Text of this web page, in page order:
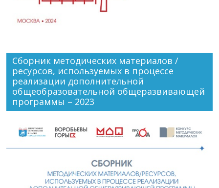
Сборник методических материалов /
ресурсов, используемых в процессе
реализации дополнительной
общеобразовательной общеразвивающей
программы – 2023